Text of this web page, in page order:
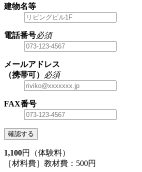
建物名等
電話番号必須
メールアドレス
（携帯可）
必須
FAX番号
確認する
1,100円（体験料）
［材料費］教材費：500円